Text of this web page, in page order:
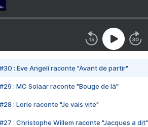
#30 : Eve Angeli raconte "Avant de partir"
#29 : MC Solaar raconte "Bouge de là"
#28 : Lorie raconte "Je vais vite"
#27 : Christophe Willem raconte "Jacques a dit"